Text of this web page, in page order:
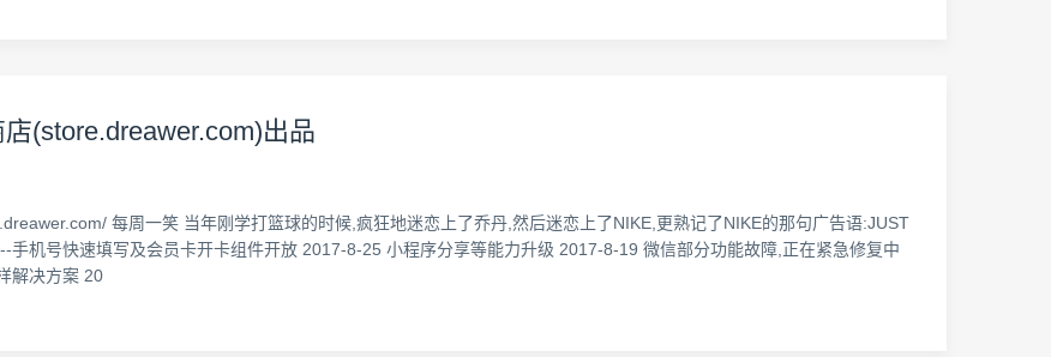
(store.dreawer.com)出品
每周一笑 当年刚学打篮球的时候,疯狂地迷恋上了乔丹,然后迷恋上了NIKE,更熟记了NIKE的那句广告语:JUST
手机号快速填写及会员卡开卡组件开放 2017-8-25 小程序分享等能力升级 2017-8-19 微信部分功能故障,正在紧急修复中
解决方案 20